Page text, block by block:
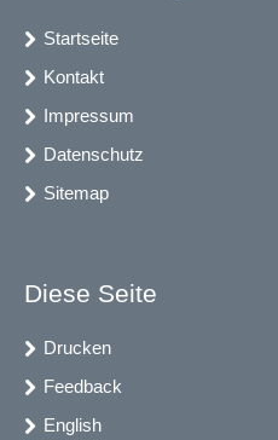
Startseite
Kontakt
Impressum
Datenschutz
Sitemap
Diese Seite
Drucken
Feedback
English